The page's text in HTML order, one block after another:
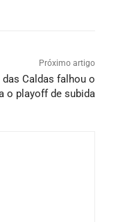
Próximo artigo
Caldas falhou o
o playoff de subida